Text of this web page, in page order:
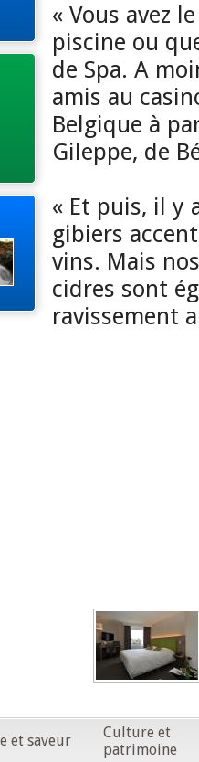
« Vous avez
piscine ou
de Spa. A
amis au
Belgique à
Gileppe, de
« Et puis, il y
gibiers
vins. Mais
cidres sont
ravissement
et saveur
Culture et
patrimoine